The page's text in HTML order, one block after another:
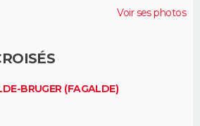
Voir ses photos
BRUGER (FAGALDE)